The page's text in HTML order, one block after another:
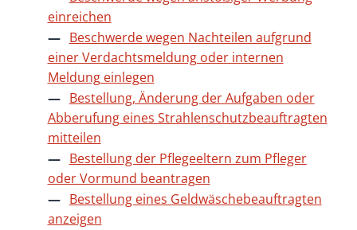
einreichen
Beschwerde wegen Nachteilen aufgrund
einer Verdachtsmeldung oder internen
Meldung einlegen
Bestellung, Änderung der Aufgaben oder
Abberufung eines Strahlenschutzbeauftragten
mitteilen
Bestellung der Pflegeeltern zum Pfleger
oder Vormund beantragen
Bestellung eines Geldwäschebeauftragten
anzeigen